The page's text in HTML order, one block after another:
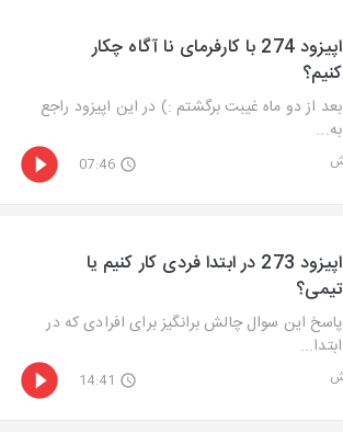
اپیزود 274 با کارفرمای نا آگاه چکار
کنیم؟
بعد از دو ماه غیبت برگشتم :) در این اپیزود راجع
به...
07:46
اپیزود 273 در ابتدا فردی کار کنیم یا
تیمی؟
پاسخ این سوال چالش برانگیز برای افرادی که در
ابتدا...
14:41